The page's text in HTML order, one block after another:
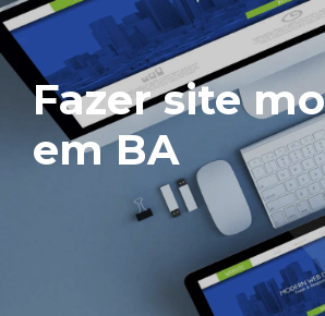
Fazer site
em BA